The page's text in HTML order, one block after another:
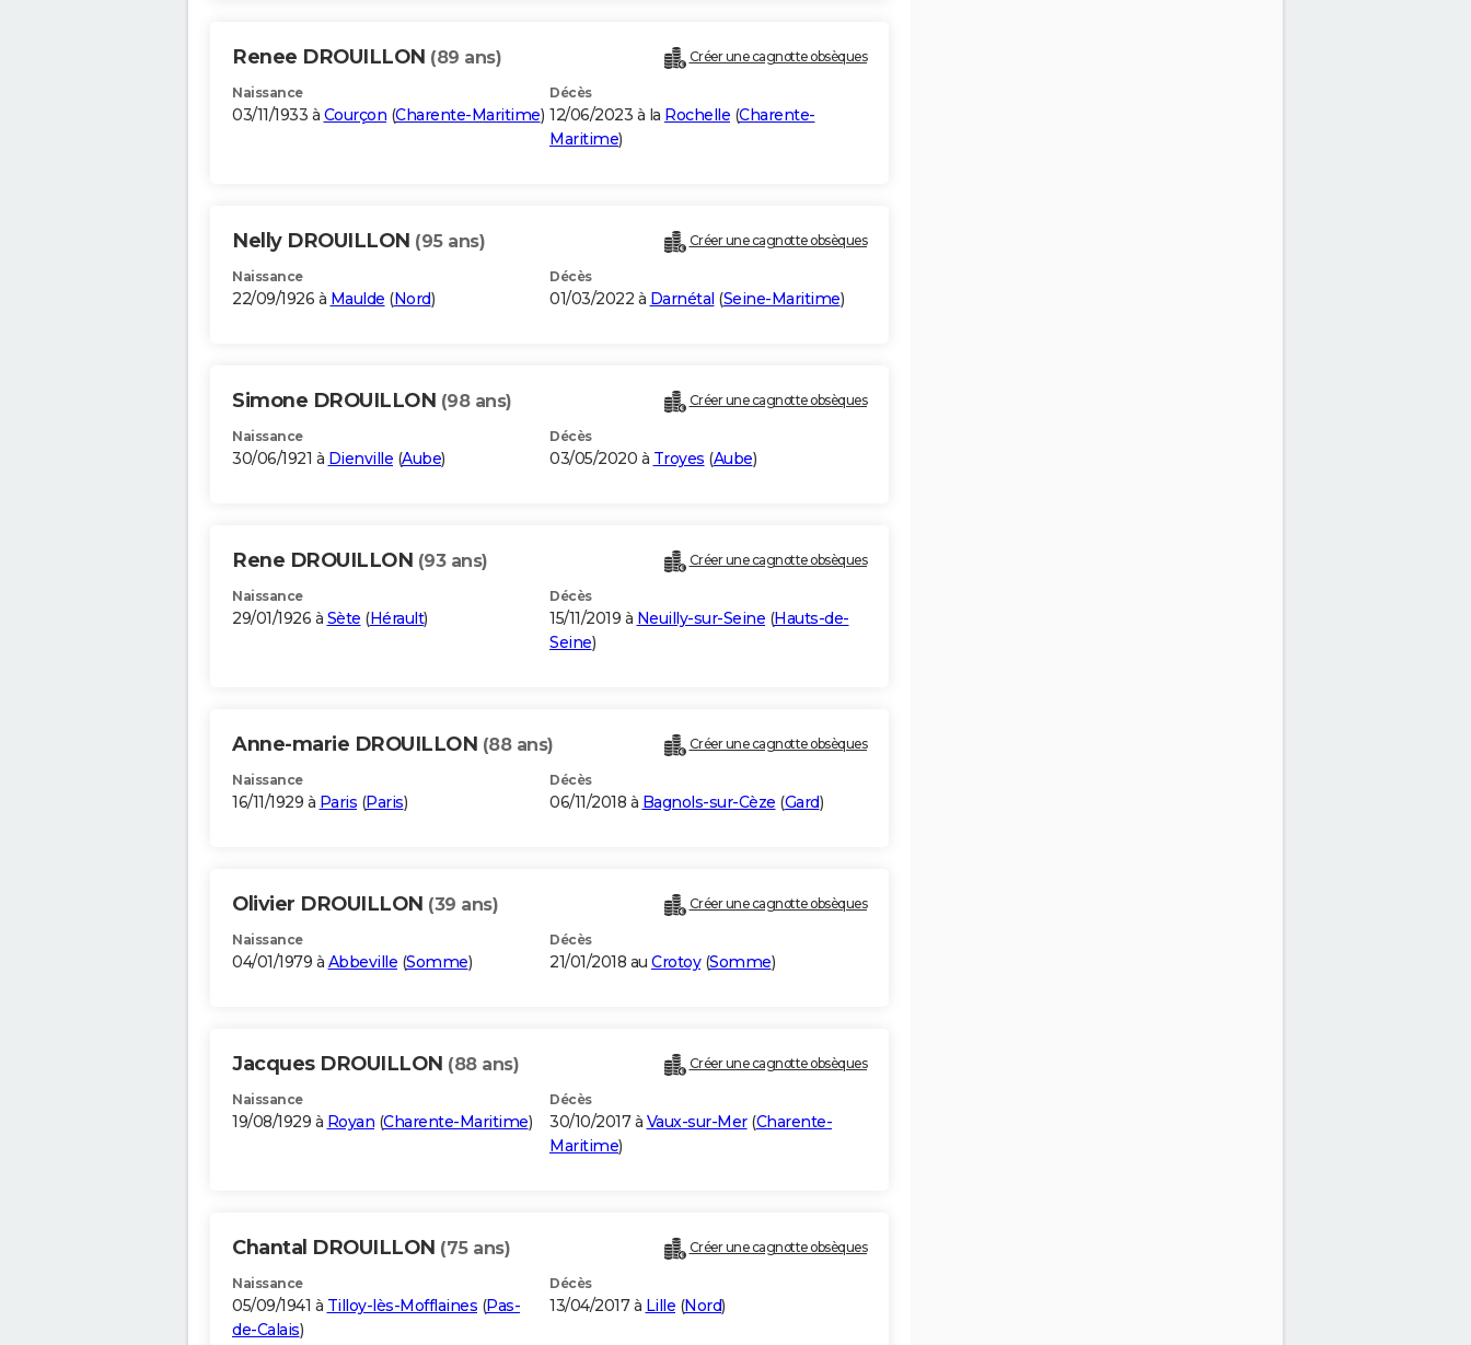
Renee DROUILLON (89 ans) Créer une cagnotte obsèques
Naissance
03/11/1933 à Courçon (Charente-Maritime)
Décès
12/06/2023 à la Rochelle (Charente-
Maritime)
Nelly DROUILLON (95 ans) Créer une cagnotte obsèques
Naissance
22/09/1926 à Maulde (Nord)
Décès
01/03/2022 à Darnétal (Seine-Maritime)
Simone DROUILLON (98 ans) Créer une cagnotte obsèques
Naissance
30/06/1921 à Dienville (Aube)
Décès
03/05/2020 à Troyes (Aube)
Rene DROUILLON (93 ans) Créer une cagnotte obsèques
Naissance
29/01/1926 à Sète (Hérault)
Décès
15/11/2019 à Neuilly-sur-Seine (Hauts-de-
Seine)
Anne-marie DROUILLON (88 ans) Créer une cagnotte obsèques
Naissance
16/11/1929 à Paris (Paris)
Décès
06/11/2018 à Bagnols-sur-Cèze (Gard)
Olivier DROUILLON (39 ans) Créer une cagnotte obsèques
Naissance
04/01/1979 à Abbeville (Somme)
Décès
21/01/2018 au Crotoy(Somme)
Jacques DROUILLON (88 ans) Créer une cagnotte obsèques
Naissance
19/08/1929 à Royan (Charente-Maritime)
Décès
30/10/2017 à Vaux-sur-Mer(Charente-
Maritime)
Chantal DROUILLON (75 ans) Créer une cagnotte obsèques
Naissance
05/09/1941 à Tilloy-lès-Mofflaines (Pas-
de-Calais)
Décès
13/04/2017 à Lille (Nord)